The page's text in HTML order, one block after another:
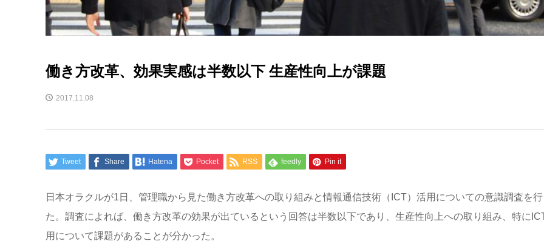
働き方改革、効果実感は半数以下 生産性向上が課題
2017.11.08
Tweet Share Hatena Pocket RSS feedly Pin it
日本オラクルが1日、管理職から見た働き方改革への取り組みと情報通信技術（ICT）活用についての意識調査を
た。調査によれば、働き方改革の効果が出ているという回答は半数以下であり、生産性向上への取り組み、特に
用について課題があることが分かった。